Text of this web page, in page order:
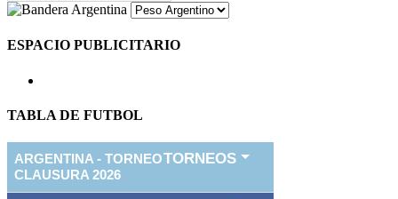
ESPACIO PUBLICITARIO
TABLA DE FUTBOL